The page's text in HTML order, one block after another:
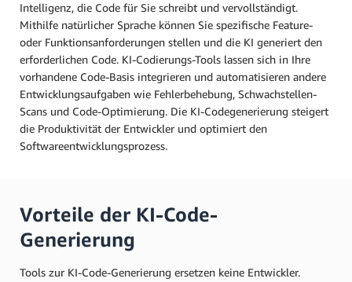
Intelligenz, die Code für Sie schreibt und vervollständigt.
Mithilfe natürlicher Sprache können Sie spezifische Feature-
oder Funktionsanforderungen stellen und die KI generiert den
erforderlichen Code. KI-Codierungs-Tools lassen sich in Ihre
vorhandene Code-Basis integrieren und automatisieren andere
Entwicklungsaufgaben wie Fehlerbehebung, Schwachstellen-
Scans und Code-Optimierung. Die KI-Codegenerierung steigert
die Produktivität der Entwickler und optimiert den
Softwareentwicklungsprozess.
Vorteile der KI-Code-
Generierung
Tools zur KI-Code-Generierung ersetzen keine Entwickler.